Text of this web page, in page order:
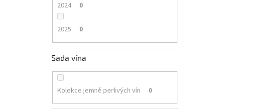
2024 0
2025 0
Sada vína
Kolekce jemně perlivých vín 0